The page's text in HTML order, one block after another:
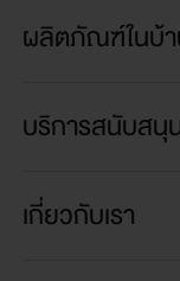
ผลิตภัณฑ์ในบ้
บริการสนับสนุ
เกี่ยวกับเรา